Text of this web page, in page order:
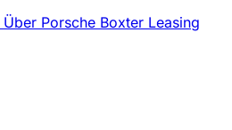
Über Porsche Boxter Leasing